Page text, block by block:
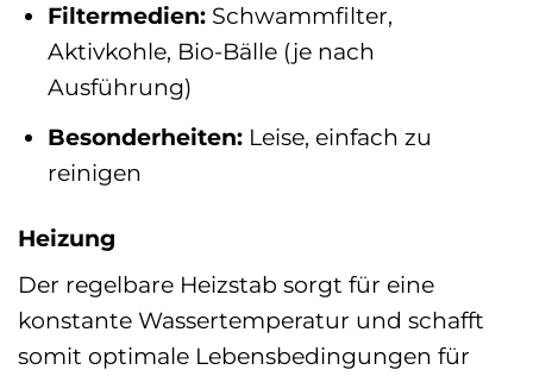
Filtermedien:Schwammfilter,
Aktivkohle, Bio-Bälle (je nach
Ausführung)
Besonderheiten:Leise, einfach zu
reinigen
Heizung
Der regelbare Heizstab sorgt für eine
konstante Wassertemperatur und schafft
somit optimale Lebensbedingungen für